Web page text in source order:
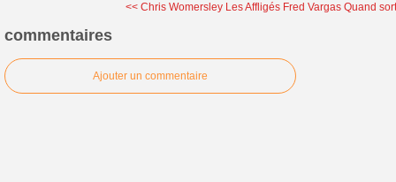
<< Chris Womersley Les Affligés Fred Vargas Quand
commentaires
Ajouter un commentaire